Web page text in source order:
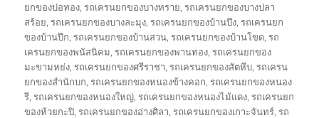
ยกของบ่อทอง,รถเครนยกของบางทราย,รถเครนยกของบางปลา
สร้อย,รถเครนยกของบางละมุง,รถเครนยกของบ้านบึง,รถเครนยก
ของบ้านปึก,รถเครนยกของบ้านสวน,รถเครนยกของบ้านโขด,รถ
เครนยกของพนัสนิคม,รถเครนยกของพานทอง,รถเครนยกของ
มะขามหย่ง,รถเครนยกของศรีราชา,รถเครนยกของสัตหีบ,รถเครน
ยกของสำนักบก,รถเครนยกของหนองข้างคอก,รถเครนยกของหนอง
รี,รถเครนยกของหนองใหญ่,รถเครนยกของหนองไม้แดง,รถเครนยก
ของห้วยกะปิ,รถเครนยกของอ่างศิลา,รถเครนยกของเกาะจันทร์,รถ